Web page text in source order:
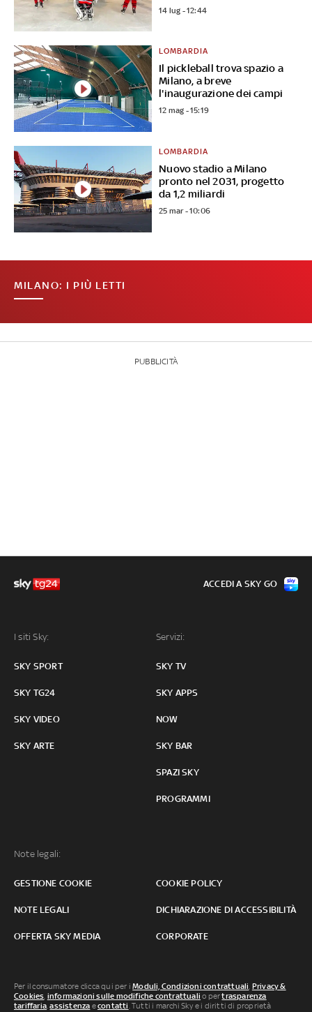
14 lug - 12:44
Il pickleball trova spazio a
Milano, a breve
l'inaugurazione dei campi
LOMBARDIA
12 mag - 15:19
Nuovo stadio a Milano
pronto nel 2031, progetto
da 1,2 miliardi
LOMBARDIA
25 mar - 10:06
MILANO: I PIÙ LETTI
PUBBLICITÀ
I siti Sky:
SKY SPORT
SKY TG24
SKY VIDEO
SKY ARTE
Servizi:
SKY TV
SKY APPS
NOW
SKY BAR
SPAZI SKY
PROGRAMMI
Note legali:
GESTIONE COOKIE COOKIE POLICY
NOTE LEGALI DICHIARAZIONE DI ACCESSIBILITÀ
OFFERTA SKY MEDIA CORPORATE
ACCEDI A SKY GO
Per il consumatore clicca qui per iModuli, Condizioni contrattuali, Privacy &
Cookies, informazioni sulle modifiche contrattuali o pertrasparenza
tariffaria,assistenza econtatti. Tutti i marchi Sky e i diritti di proprietà